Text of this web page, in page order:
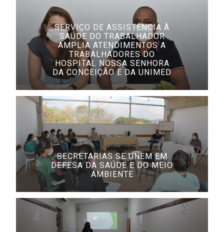
SERVIÇO DE ASSISTÊNCIA À
SAÚDE DO TRABALHADOR
AMPLIA ATENDIMENTOS A
TRABALHADORES DO
HOSPITAL NOSSA SENHORA
DA CONCEIÇÃO E DA UNIMED
SECRETARIAS SE UNEM EM
DEFESA DA SAÚDE E DO MEIO
AMBIENTE